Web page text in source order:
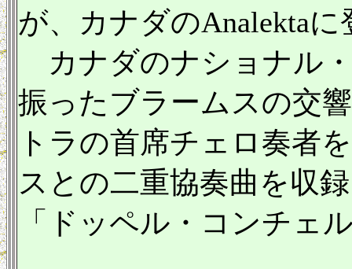
が、カナダのAnalektaに
カナダのナショナル
振ったブラームスの交
トラの首席チェロ奏者
スとの二重協奏曲を収
「ドッペル・コンチェ